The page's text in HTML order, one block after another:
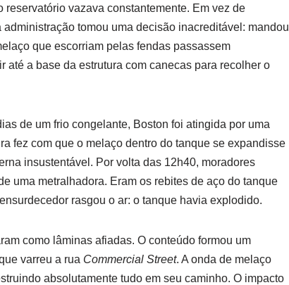
vazava constantemente. Em vez de
tomou uma decisão inacreditável: mandou
que escorriam pelas fendas passassem
a base da estrutura com canecas para recolher o
de um frio congelante, Boston foi atingida por uma
fez com que o melaço dentro do tanque se expandisse
insustentável. Por volta das 12h40, moradores
uma metralhadora. Eram os rebites de aço do tanque
rasgou o ar: o tanque havia explodido.
como lâminas afiadas. O conteúdo formou um
varreu a rua Commercial Street. A onda de melaço
absolutamente tudo em seu caminho. O impacto